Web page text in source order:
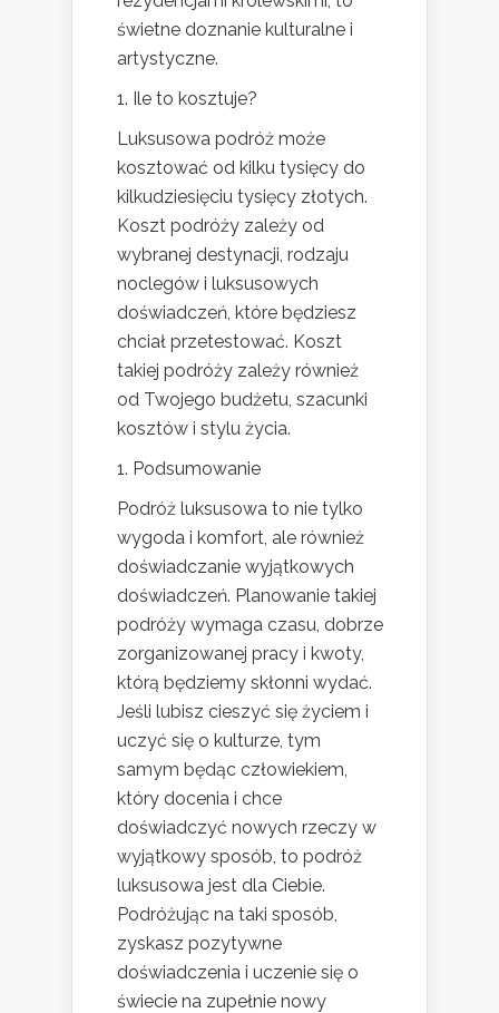
świetne doznanie kulturalne i
artystyczne.
1. Ile to kosztuje?
Luksusowa podróż może
kosztować od kilku tysięcy do
kilkudziesięciu tysięcy złotych.
Koszt podróży zależy od
wybranej destynacji, rodzaju
noclegów i luksusowych
doświadczeń, które będziesz
chciał przetestować. Koszt
takiej podróży zależy również
od Twojego budżetu, szacunki
kosztów i stylu życia.
1. Podsumowanie
Podróż luksusowa to nie tylko
wygoda i komfort, ale również
doświadczanie wyjątkowych
doświadczeń. Planowanie takiej
podróży wymaga czasu, dobrze
zorganizowanej pracy i kwoty,
którą będziemy skłonni wydać.
Jeśli lubisz cieszyć się życiem i
uczyć się o kulturze, tym
samym będąc człowiekiem,
który docenia i chce
doświadczyć nowych rzeczy w
wyjątkowy sposób, to podróż
luksusowa jest dla Ciebie.
Podróżując na taki sposób,
zyskasz pozytywne
doświadczenia i uczenie się o
świecie na zupełnie nowy